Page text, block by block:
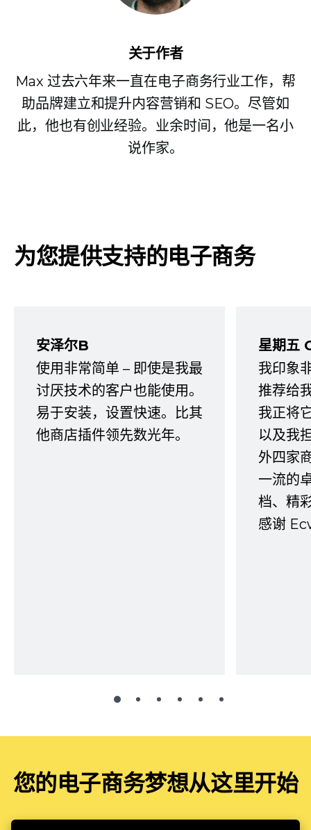
关于作者
Max 过去六年来一直在电子商务行业工作，帮
助品牌建立和提升内容营销和 SEO。尽管如
此，他也有创业经验。业余时间，他是一名小
说作家。
为您提供支持的电子商务
安泽尔B
使用非常简单 – 即使是我最
讨厌技术的客户也能使用。
易于安装，设置快速。比其
他商店插件领先数光年。
星期五
我印象
推荐给
我正将
以及我
外四家
一流的
档、精
感谢
您的电子商务梦想从这里开始